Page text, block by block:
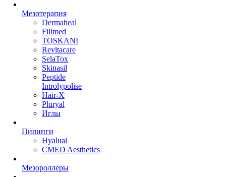
Мезотерапия
Dermaheal
Fillmed
TOSKANI
Revitacare
SelaTox
Skinasil
Peptide
Introlypolise
Hair-X
Pluryal
Иглы
Пилинги
Hyalual
CMED Aesthetics
Мезороллеры